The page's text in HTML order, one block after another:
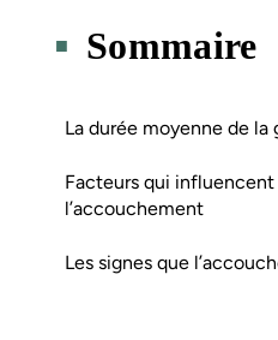
Sommaire
La durée moyenne de la
Facteurs qui
l’accouchement
Les signes que